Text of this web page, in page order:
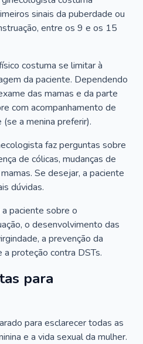
sinais da puberdade ou
entre os 9 e os 15
costuma se limitar à
da paciente. Dependendo
das mamas e da parte
com acompanhamento de
a menina preferir).
faz perguntas sobre
de cólicas, mudanças de
Se desejar, a paciente
dúvidas.
paciente sobre o
o desenvolvimento das
a prevenção da
a proteção contra DSTs.
para
para esclarecer todas as
e a vida sexual da mulher.